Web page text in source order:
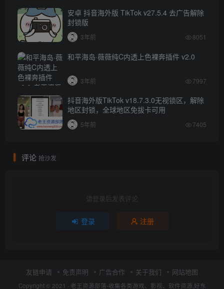
安卓 抖音海外版 TikTok v27.5.4 去广告解除
封锁版
3年前 8051
和平海岛·薇薇纯C内透上色裸奔插件 v2.0
3年前 7997
抖音海外版TikTok v18.7.3.0无视锁区，解除
地区封锁，全球地区免拔卡可用
5年前 7405
评论 抢沙发
请登录后发表评论
登录 注册
友链申请 免责声明 广告合作 关于我们 网站地图
Copyright © 2021 · 老王资源部落-收集各类游戏、影视、软件资源,好东